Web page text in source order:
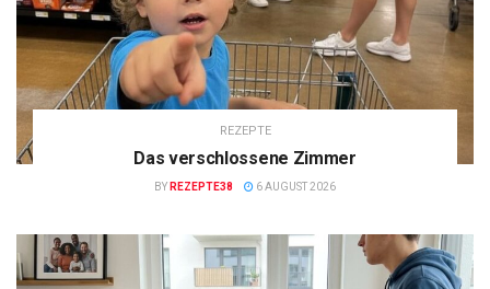
REZEPTE
Das verschlossene Zimmer
BY REZEPTE38 6 AUGUST 2026